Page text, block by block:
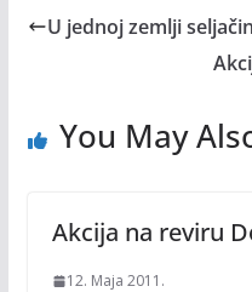
U jednoj zemlji
You May
Akcija na reviru
12. Maja 2011.